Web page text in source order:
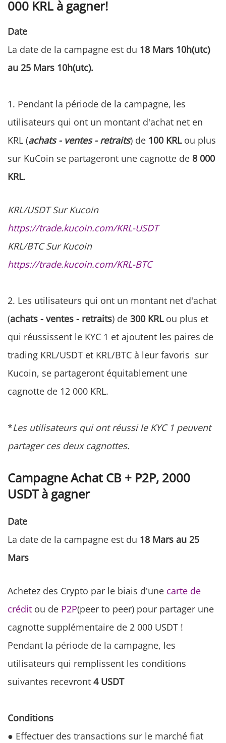
000 KRL à gagner!
Date
La date de la campagne est du 18 Mars 10h(utc)
au 25 Mars 10h(utc).
1. Pendant la période de la campagne, les
utilisateurs qui ont un montant d'achat net en
KRL (achats - ventes - retraits) de 100 KRLou plus
sur KuCoin se partageront une cagnotte de 8 000
KRL.
KRL/USDT Sur Kucoin
https://trade.kucoin.com/KRL-USDT
KRL/BTC Sur Kucoin
https://trade.kucoin.com/KRL-BTC
2. Les utilisateurs qui ont un montant net d'achat
(achats - ventes - retraits) de 300 KRLou plus et
qui réussissent le KYC 1 et ajoutent les paires de
trading KRL/USDT et KRL/BTC à leur favoris sur
Kucoin, se partageront équitablement une
cagnotte de 12 000 KRL.
*Les utilisateurs qui ont réussi le KYC 1 peuvent
partager ces deux cagnottes.
Campagne Achat CB + P2P, 2000
USDT à gagner
Date
La date de la campagne est du 18 Mars au 25
Mars
Achetez des Crypto par le biais d'une carte de
crédit ou de P2P(peer to peer) pour partager une
cagnotte supplémentaire de 2 000 USDT !
Pendant la période de la campagne, les
utilisateurs qui remplissent les conditions
suivantes recevront 4 USDT
Conditions
● Effectuer des transactions sur le marché fiat